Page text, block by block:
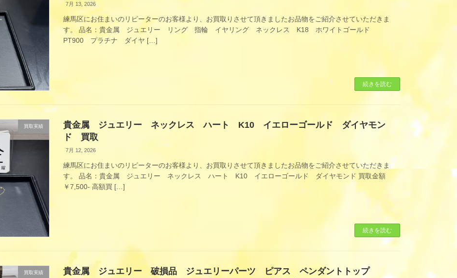
7月 13, 2026
練馬区にお住まいのリピーターのお客様より、お買取りさせて頂きましたお品物をご紹介させていただきま
す。 品名：貴金属 ジュエリー リング 指輪 イヤリング ネックレス K18 ホワイトゴールド
PT900 プラチナ ダイヤ […]
続きを読む
買取実績
貴金属 ジュエリー ネックレス ハート K10 イエローゴールド ダイヤモン
ド 買取
7月 12, 2026
練馬区にお住まいのリピーターのお客様より、お買取りさせて頂きましたお品物をご紹介させていただきま
す。 品名：貴金属 ジュエリー ネックレス ハート K10 イエローゴールド ダイヤモンド 買取金額
￥7,500- 高額買 […]
続きを読む
買取実績
貴金属 ジュエリー 破損品 ジュエリーパーツ ピアス ペンダントトップ